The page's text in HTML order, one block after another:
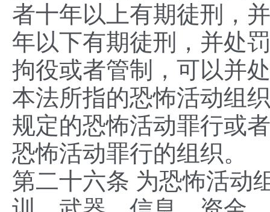
者十年以上有期徒刑，
年以下有期徒刑，并处
拘役或者管制，可以并
本法所指的恐怖活动组
规定的恐怖活动罪行或
恐怖活动罪行的组织。
第二十六条 为恐怖活动